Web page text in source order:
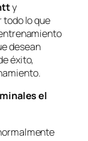
y
lo que
desean
éxito,
el